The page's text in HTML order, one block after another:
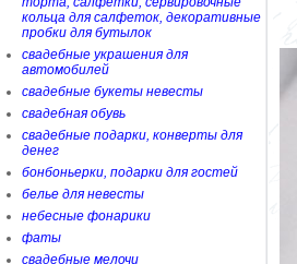
кольца для салфеток, декоративные
пробки для бутылок
свадебные украшения для
автомобилей
свадебные букеты невесты
свадебная обувь
свадебные подарки, конверты для
денег
бонбоньерки, подарки для гостей
белье для невесты
небесные фонарики
фаты
свадебные мелочи